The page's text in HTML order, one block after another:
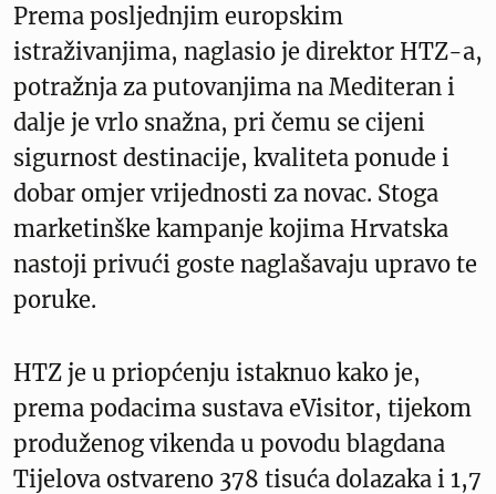
Prema posljednjim europskim
istraživanjima, naglasio je direktor HTZ-a,
potražnja za putovanjima na Mediteran i
dalje je vrlo snažna, pri čemu se cijeni
sigurnost destinacije, kvaliteta ponude i
dobar omjer vrijednosti za novac. Stoga
marketinške kampanje kojima Hrvatska
nastoji privući goste naglašavaju upravo te
poruke.
HTZ je u priopćenju istaknuo kako je,
prema podacima sustava eVisitor, tijekom
produženog vikenda u povodu blagdana
Tijelova ostvareno 378 tisuća dolazaka i 1,7